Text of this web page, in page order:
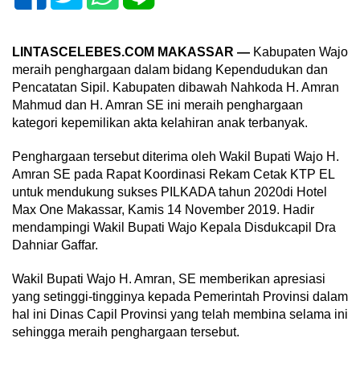
LINTASCELEBES.COM MAKASSAR — Kabupaten Wajo
meraih penghargaan dalam bidang Kependudukan dan
Pencatatan Sipil. Kabupaten dibawah Nahkoda H. Amran
Mahmud dan H. Amran SE ini meraih penghargaan
kategori kepemilikan akta kelahiran anak terbanyak.
Penghargaan tersebut diterima oleh Wakil Bupati Wajo H.
Amran SE pada Rapat Koordinasi Rekam Cetak KTP EL
untuk mendukung sukses PILKADA tahun 2020di Hotel
Max One Makassar, Kamis 14 November 2019. Hadir
mendampingi Wakil Bupati Wajo Kepala Disdukcapil Dra
Dahniar Gaffar.
Wakil Bupati Wajo H. Amran, SE memberikan apresiasi
yang setinggi-tingginya kepada Pemerintah Provinsi dalam
hal ini Dinas Capil Provinsi yang telah membina selama ini
sehingga meraih penghargaan tersebut.